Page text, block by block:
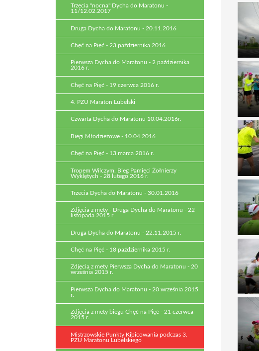
Trzecia "nocna" Dycha do Maratonu -
11/12.02.2017
Druga Dycha do Maratonu - 20.11.2016
Chęć na Pięć - 23 października 2016
Pierwsza Dycha do Maratonu - 2 października
2016 r.
Chęć na Pięć - 19 czerwca 2016 r.
4. PZU Maraton Lubelski
Czwarta Dycha do Maratonu 10.04.2016r.
Biegi Młodzieżowe - 10.04.2016
Chęć na Pięć - 13 marca 2016 r.
Tropem Wilczym. Bieg Pamięci Żołnierzy
Wyklętych - 28 lutego 2016 r.
Trzecia Dycha do Maratonu - 30.01.2016
Zdjęcia z mety - Druga Dycha do Maratonu - 22
listopada 2015 r.
Druga Dycha do Maratonu - 22.11.2015 r.
Chęć na Pięć - 18 października 2015 r.
Zdjęcia z mety Pierwsza Dycha do Maratonu - 20
września 2015 r.
Pierwsza Dycha do Maratonu - 20 września 2015
r.
Zdjęcia z mety biegu Chęć na Pięć - 21 czerwca
2015 r.
Mistrzowskie Punkty Kibicowania podczas 3.
PZU Maratonu Lubelskiego